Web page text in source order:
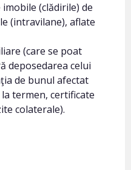
(clădirile) de
(intravilane), aflate
(care se poat
deposedarea celui
de bunul afectat
termen, certificate
colaterale).